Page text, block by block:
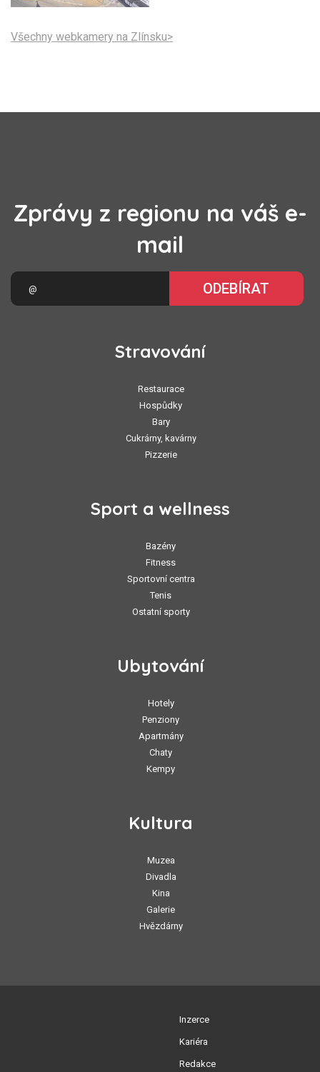
Všechny webkamery na Zlínsku>
Zprávy z regionu na váš e-
mail
ODEBÍRAT
Stravování
Restaurace
Hospůdky
Bary
Cukrárny, kavárny
Pizzerie
Sport a wellness
Bazény
Fitness
Sportovní centra
Tenis
Ostatní sporty
Ubytování
Hotely
Penziony
Apartmány
Chaty
Kempy
Kultura
Muzea
Divadla
Kina
Galerie
Hvězdárny
Inzerce
Kariéra
Redakce